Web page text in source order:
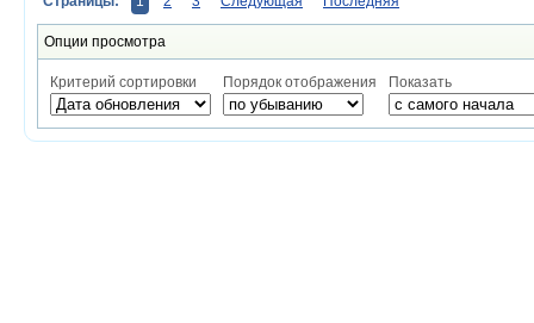
Опции просмотра
Критерий сортировки Порядок отображения Показать